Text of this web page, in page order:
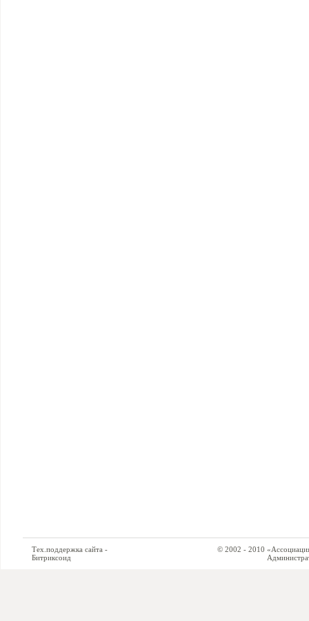
Тех.поддержка сайта -
Битриксоид
© 2002 - 2010 «Ассоциация